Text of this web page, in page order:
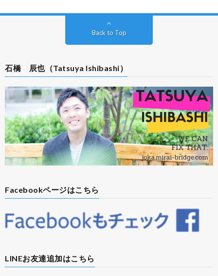
Back to Top
石橋 辰也（Tatsuya Ishibashi）
Facebookページはこちら
LINEお友達追加はこちら